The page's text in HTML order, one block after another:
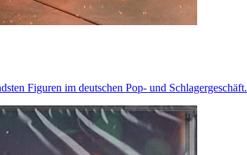
Figuren im deutschen Pop- und Schlagergeschäft.